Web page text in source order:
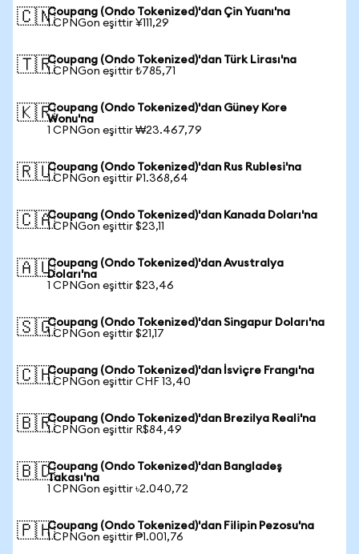
🇨🇳Coupang (Ondo Tokenized)'dan Çin Yuanı'na
1 CPNGon eşittir ¥111,29
🇹🇷Coupang (Ondo Tokenized)'dan Türk Lirası'na
1 CPNGon eşittir ₺785,71
🇰🇷Coupang (Ondo Tokenized)'dan Güney Kore
Wonu'na
1 CPNGon eşittir ₩23.467,79
🇷🇺Coupang (Ondo Tokenized)'dan Rus Rublesi'na
1 CPNGon eşittir ₽1.368,64
🇨🇦Coupang (Ondo Tokenized)'dan Kanada Doları'na
1 CPNGon eşittir $23,11
🇦🇺Coupang (Ondo Tokenized)'dan Avustralya
Doları'na
1 CPNGon eşittir $23,46
🇸🇬Coupang (Ondo Tokenized)'dan Singapur Doları'na
1 CPNGon eşittir $21,17
🇨🇭Coupang (Ondo Tokenized)'dan İsviçre Frangı'na
1 CPNGon eşittir CHF 13,40
🇧🇷Coupang (Ondo Tokenized)'dan Brezilya Reali'na
1 CPNGon eşittir R$84,49
🇧🇩Coupang (Ondo Tokenized)'dan Bangladeş
Takası'na
1 CPNGon eşittir ৳2.040,72
🇵🇭Coupang (Ondo Tokenized)'dan Filipin Pezosu'na
1 CPNGon eşittir ₱1.001,76